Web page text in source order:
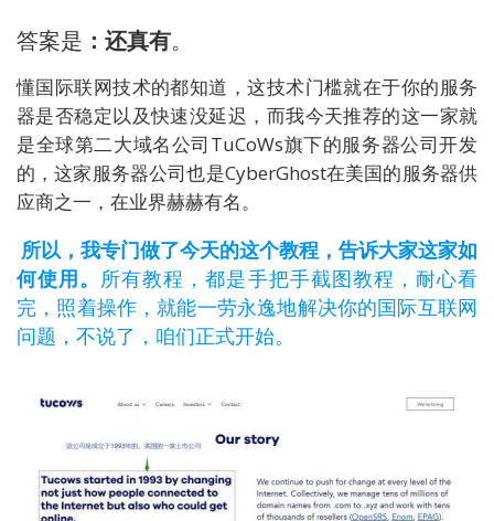
答案是 ：还真有。
懂国际联网技术的都知道，这技术门槛就在于你的服务
器是否稳定以及快速没延迟，而我今天推荐的这一家就
是全球第二大域名公司TuCoWs旗下的服务器公司开发
的，这家服务器公司也是CyberGhost在美国的服务器供
应商之一，在业界赫赫有名。
所以，我专门做了今天的这个教程，告诉大家这家如
何使用。 所有教程，都是手把手截图教程，耐心看
完，照着操作，就能一劳永逸地解决你的国际互联网
问题，不说了，咱们正式开始。